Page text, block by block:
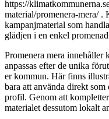
https://
material/promenera-mera/ .
kampanjmaterial som
glädjen i en enkel
Promenera mera innehåller
anpassas efter de unika
er kommun. Här finns
bara att använda direkt som
profil. Genom att
materialet dessutom lokalt